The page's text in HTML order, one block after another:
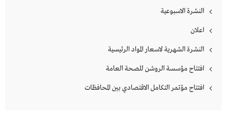
النشرة الاسبوعية
اعلان
النشرة الشهرية لاسعار المواد الرئيسية
افتتاح مؤسسة الروشن للصحة العامة
افتتاح مؤتمر التكامل الاقتصادي بين المحافظات